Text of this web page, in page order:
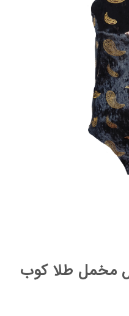
مخمل طلا کوب